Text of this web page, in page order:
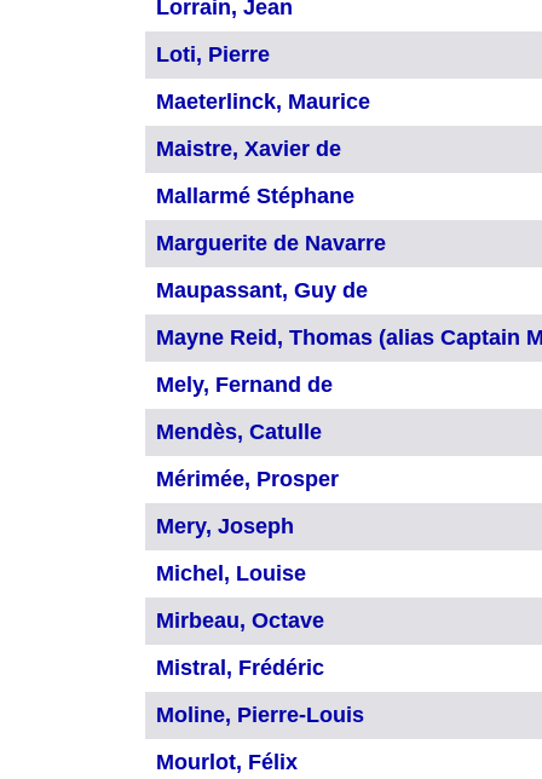
Lorrain, Jean
Loti, Pierre
Maeterlinck, Maurice
Maistre, Xavier de
Mallarmé Stéphane
Marguerite de Navarre
Maupassant, Guy de
Mayne Reid, Thomas (alias Captain
Mely, Fernand de
Mendès, Catulle
Mérimée, Prosper
Mery, Joseph
Michel, Louise
Mirbeau, Octave
Mistral, Frédéric
Moline, Pierre-Louis
Mourlot, Félix